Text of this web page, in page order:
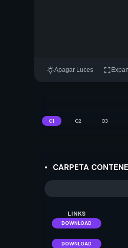
Apagar Luces
01 02 03
CARPETA
LINKS
DOWNLOAD
DOWNLOAD